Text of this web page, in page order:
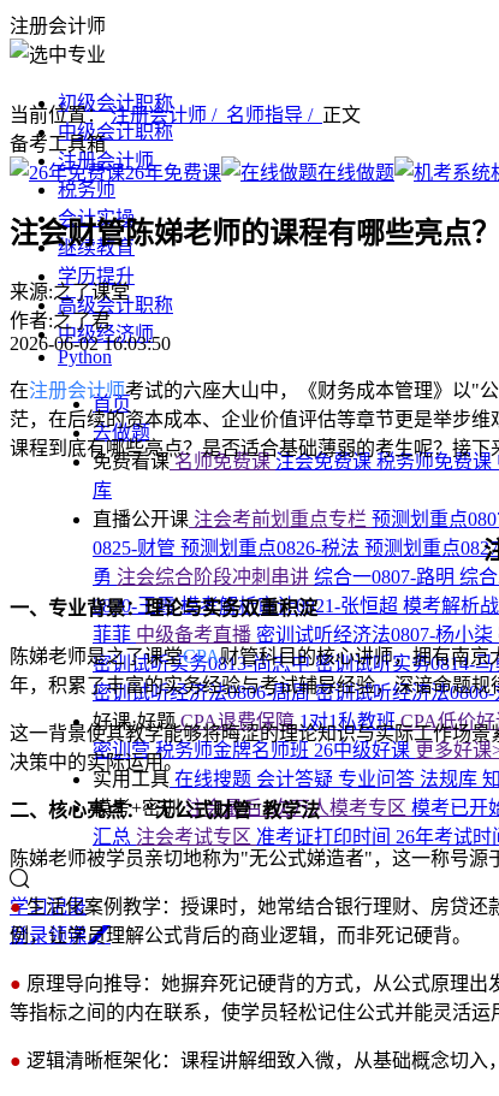
注册会计师
初级会计职称
中级会计职称
注册会计师
税务师
会计实操
继续教育
学历提升
高级会计职称
中级经济师
Python
首页
去做题
免费看课名师免费课注会免费课税务师免费课
库
直播公开课 注会考前划重点专栏 预测划重点
0825-财管 预测划重点0826-税法 预测划重点
勇 注会综合阶段冲刺串讲 综合一0807-路明 综
0820-王霞模考解析审计0821-张恒超 模考解析
菲菲 中级备考直播 密训试听经济法0807-杨小柒
密训试听实务0813-尚志中密训试听实务0814-
密训试听经济法0806-周周密训试听经济法0806-
好课·好题CPA退费保障1对1私教班CPA低价
密训营税务师金牌名师班 26中级好课 更多好课
实用工具 在线搜题 会计答疑 专业问答 法规库
模考+密训注会最后1次万人模考专区 模考已开
汇总 注会考试专区 准考证打印时间 26年考试时
学习记录
登录领课
当前位置：注册会计师 / 名师指导 / 正文
备考工具箱
26年免费课
在线做题
注会财管陈娣老师的课程有哪些亮点
来源:之了课堂
作者:之了君
2026-06-02 16:03:50
在注册会计师考试的六座大山中，《财务成本管理》以"
茫，在后续的资本成本、企业价值评估等章节更是举步
课程到底有哪些亮点？是否适合基础薄弱的考生呢？接下
一、专业背景：理论与实务双重积淀
陈娣老师是之了课堂CPA财管科目的核心讲师，拥有南京
年，积累了丰富的实务经验与考试辅导经验，深谙命题规
这一背景使其教学能够将晦涩的理论知识与实际工作场
决策中的实际运用。
二、核心亮点："无公式财管"教学法
陈娣老师被学员亲切地称为"无公式娣造者"，这一称号
●生活化案例教学：授课时，她常结合银行理财、房贷
例，让学员理解公式背后的商业逻辑，而非死记硬背。
● 原理导向推导：她摒弃死记硬背的方式，从公式原理
等指标之间的内在联系，使学员轻松记住公式并能灵活运
● 逻辑清晰框架化：课程讲解细致入微，从基础概念切